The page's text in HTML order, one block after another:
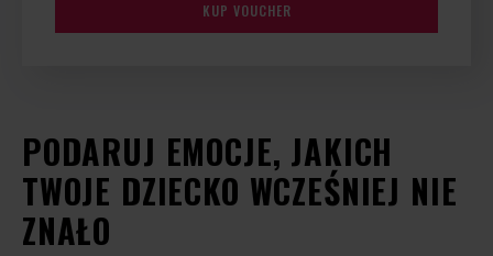
KUP VOUCHER
PODARUJ EMOCJE, JAKICH
TWOJE DZIECKO WCZEŚNIEJ NIE
ZNAŁO